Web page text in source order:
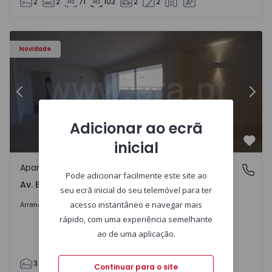
Novidade
Apartamento T3 Porto, Av. Boavista - 1575472 - 5
Anterior
Av. Boavista, Porto
Apartamento
Av. Boavista, Porto
Arrendar 2.300 €/mês
3 142 2 4
Adicionar ao ecrã
inicial
Pode adicionar facilmente este site ao
seu ecrã inicial do seu telemóvel para ter
acesso instantâneo e navegar mais
rápido, com uma experiência semelhante
ao de uma aplicação.
Continuar para o site